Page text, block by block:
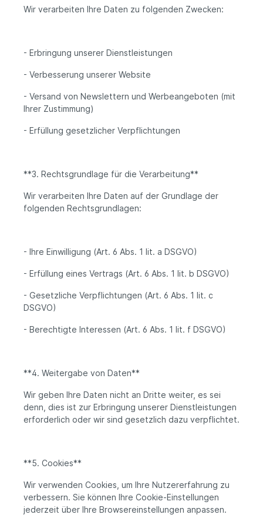
Wir verarbeiten Ihre Daten zu folgenden Zwecken:
- Erbringung unserer Dienstleistungen
- Verbesserung unserer Website
- Versand von Newslettern und Werbeangeboten (mit
Ihrer Zustimmung)
- Erfüllung gesetzlicher Verpflichtungen
**3. Rechtsgrundlage für die Verarbeitung**
Wir verarbeiten Ihre Daten auf der Grundlage der
folgenden Rechtsgrundlagen:
- Ihre Einwilligung (Art. 6 Abs. 1 lit. a DSGVO)
- Erfüllung eines Vertrags (Art. 6 Abs. 1 lit. b DSGVO)
- Gesetzliche Verpflichtungen (Art. 6 Abs. 1 lit. c
DSGVO)
- Berechtigte Interessen (Art. 6 Abs. 1 lit. f DSGVO)
**4. Weitergabe von Daten**
Wir geben Ihre Daten nicht an Dritte weiter, es sei
denn, dies ist zur Erbringung unserer Dienstleistungen
erforderlich oder wir sind gesetzlich dazu verpflichtet.
**5. Cookies**
Wir verwenden Cookies, um Ihre Nutzererfahrung zu
verbessern. Sie können Ihre Cookie-Einstellungen
jederzeit über Ihre Browsereinstellungen anpassen.